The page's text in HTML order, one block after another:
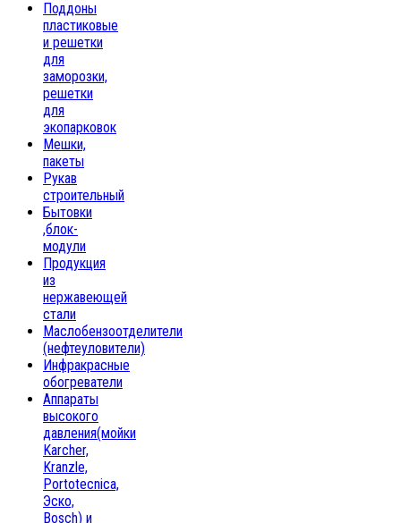
Поддоны
пластиковые
и решетки
для
заморозки,
решетки
для
экопарковок
Мешки,
пакеты
Рукав
строительный
Бытовки
,блок-
модули
Продукция
из
нержавеющей
стали
Маслобензоотделители
(нефтеуловители)
Инфракрасные
обогреватели
Аппараты
высокого
давления(мойки
Karcher,
Kranzle,
Portotecnica,
Эско,
Bosch) и